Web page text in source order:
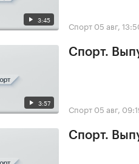
3:45 Спорт 05 авг,
3:57
Спорт.
Спорт 05 авг,
Спорт.